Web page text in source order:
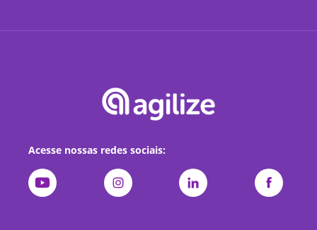
Acesse nossas redes sociais: